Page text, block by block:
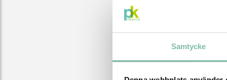
Samtycke
från
315 SEK